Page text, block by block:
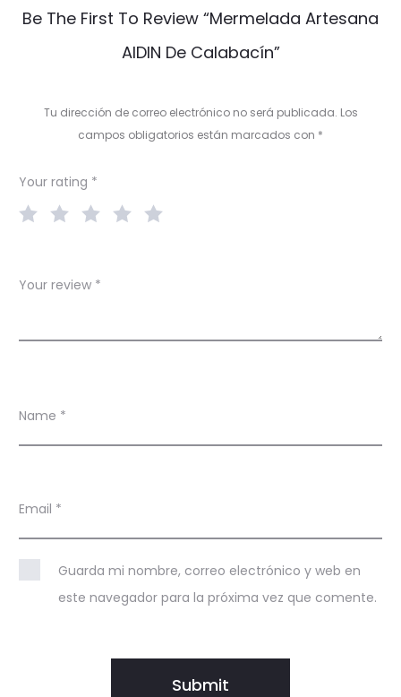
e
s
Be The First To Review “Mermelada Artesana
AIDIN De Calabacín”
Tu dirección de correo electrónico no será publicada. Los
campos obligatorios están marcados con *
Your rating *
Your review *
Name *
Email *
Guarda mi nombre, correo electrónico y web en
este navegador para la próxima vez que comente.